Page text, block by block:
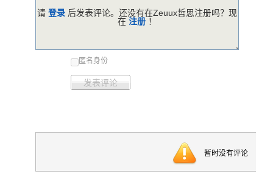
匿名身份
发表评论
请 登录 后发表评论。还没有在Zeuux哲思注册吗？现
在 注册 ！
暂时没有评论